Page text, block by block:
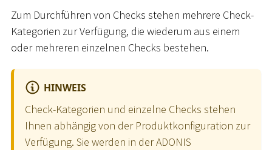
Zum Durchführen von Checks stehen mehrere Check-
Kategorien zur Verfügung, die wiederum aus einem
oder mehreren einzelnen Checks bestehen.
HINWEIS
Check-Kategorien und einzelne Checks stehen
Ihnen abhängig von der Produktkonfiguration zur
Verfügung. Sie werden in der ADONIS